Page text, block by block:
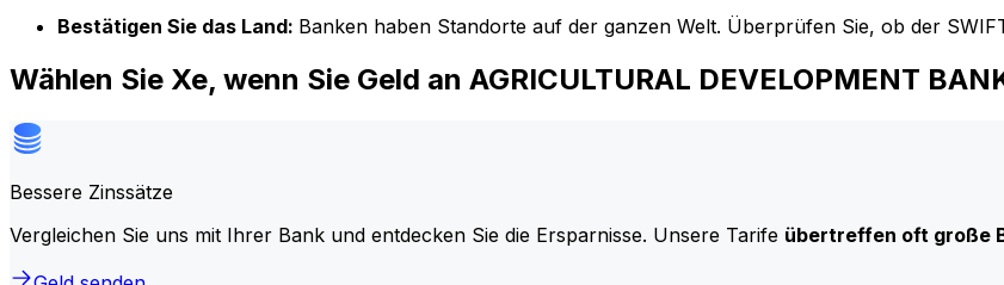
Bestätigen Sie das Land: Banken haben Standorte auf der ganzen Welt. Überprüfen Sie, ob der
Wählen Sie Xe, wenn Sie Geld an AGRICULTURAL DEVELOPMENT
Bessere Zinssätze
Vergleichen Sie uns mit Ihrer Bank und entdecken Sie die Ersparnisse. Unsere Tarife übertreffen oft große